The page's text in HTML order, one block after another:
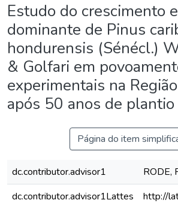
Estudo do crescimento
dominante de Pinus
hondurensis (Sénécl.)
& Golfari em
experimentais na
após 50 anos de plantio
Página do item
dc.contributor.advisor1
RODE,
dc.contributor.advisor1Lattes
http://